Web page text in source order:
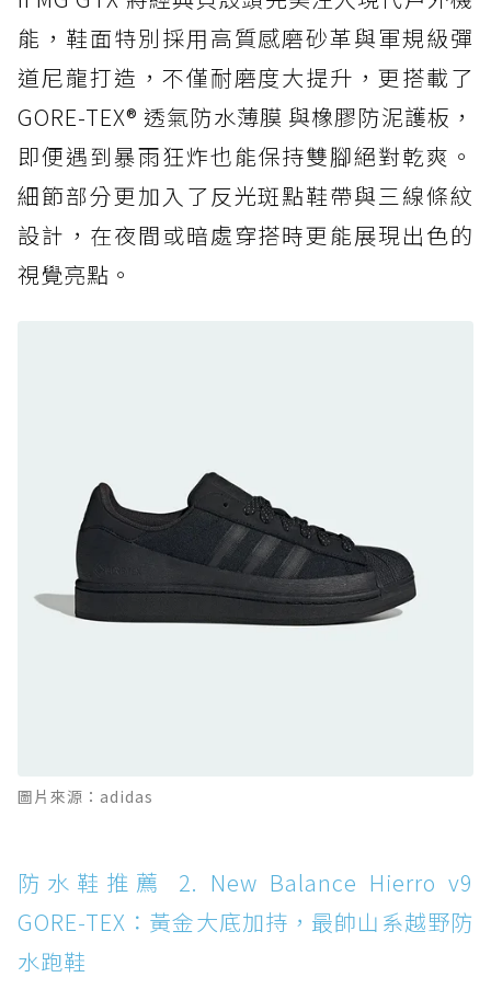
人必備山系鞋王！防滑、防水與街頭顏值一次攻
頂
防水鞋推薦 6. HOKA Stinson Evo GTX：越野
復刻厚底，GORE-TEX 防水與增高神器一次滿
黃靴同級頂級防水，輕量化工裝健走鞋雨天必備
防水鞋推薦 7. Timberland Motion Access：
黃靴同級頂級防水，輕量化工裝健走鞋雨天必備
防水鞋推薦 10. PUMA Voyage NITRO™ 4
GORE-TEX：氮氣中底注入，回彈與防滑兼具的
全天候越野跑鞋
防水鞋推薦 11. On Cloudhorizon 2 WP：腳
感軟彈、搭載 Missiongrip™ 的防水輕越野鞋
Boot：馬汀首款雨靴登場，經典八孔加上全防
防水鞋推薦 14. SKECHERS BADGER
WATERPROOF：一踩即穿懶人神器！搭載固特
異大底與全防水厚底健走鞋
防水鞋推薦 15. Brooks Cascadia 19 GTX：注
能，鞋面特別採用高質感磨砂革與軍規級彈
道尼龍打造，不僅耐磨度大提升，更搭載了
GORE-TEX® 透氣防水薄膜 與橡膠防泥護板，
即便遇到暴雨狂炸也能保持雙腳絕對乾爽。
細節部分更加入了反光斑點鞋帶與三線條紋
設計，在夜間或暗處穿搭時更能展現出色的
視覺亮點。
圖片來源：adidas
防水鞋推薦 2. New Balance Hierro v9
GORE-TEX：黃金大底加持，最帥山系越野防
水跑鞋